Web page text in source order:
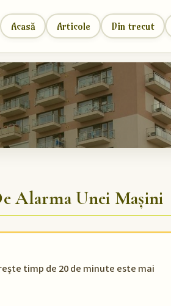
Acasă Articole Din trecut
Alarma Unei Mașini
timp de 20 de minute este mai